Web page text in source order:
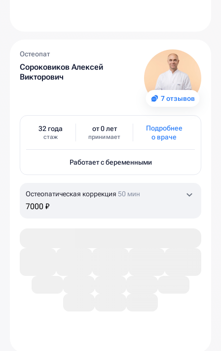
7 отзывов
Остеопат
Сороковиков Алексей
Викторович
32 года
стаж
от 0 лет
принимает
Подробнее
о враче
Работает с беременными
Остеопатическая коррекция 50 мин
7000 ₽